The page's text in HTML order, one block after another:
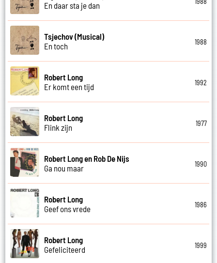
En daar sta je dan
Tsjechov (Musical)
En toch
1988
Robert Long
Er komt een tijd
1992
Robert Long
Flink zijn
1977
Robert Long en Rob De Nijs
Ga nou maar
1990
Robert Long
Geef ons vrede
1986
Robert Long
Gefeliciteerd
1999